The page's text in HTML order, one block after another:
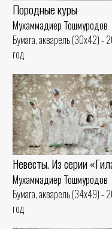
Породные куры
Мухаммадиер Тошмуродов
Бумага, акварель (30x42) -
год
Невесты. Из серии
Мухаммадиер Тошмуродов
Бумага, акварель (34x49) -
год